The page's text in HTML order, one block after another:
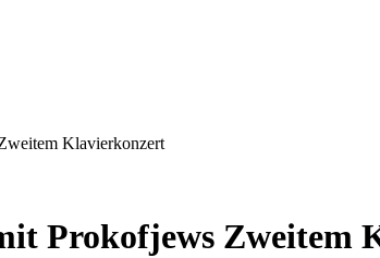
Klavierkonzert
Prokofjews Zweitem